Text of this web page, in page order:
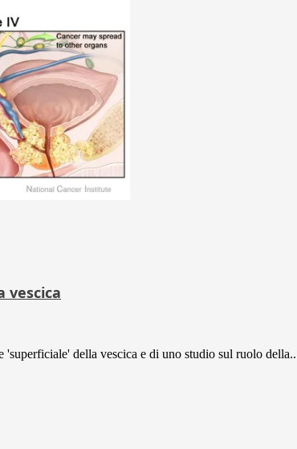
vescica
della vescica e di uno studio sul ruolo